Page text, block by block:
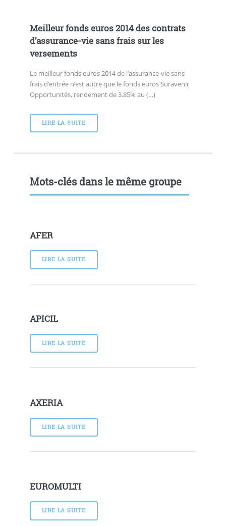
Meilleur fonds euros 2014 des contrats
d’assurance-vie sans frais sur les
versements
Le meilleur fonds euros 2014 de l’assurance-vie sans
frais d’entrée n’est autre que le fonds euros Suravenir
Opportunités, rendement de 3.85% au (…)
LIRE LA SUITE
Mots-clés dans le même groupe
AFER
LIRE LA SUITE
APICIL
LIRE LA SUITE
AXERIA
LIRE LA SUITE
EUROMULTI
LIRE LA SUITE